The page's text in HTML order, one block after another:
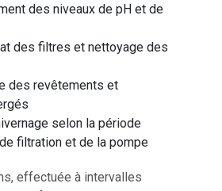
des niveaux de pH et de
des filtres et nettoyage des
des revêtements et
selon la période
filtration et de la pompe
effectuée à intervalles